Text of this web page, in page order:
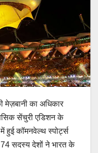
का अधिकार
सेंचुरी एडिशन के
हुई कॉमनवेल्थ स्पोर्ट्स
सदस्य देशों ने भारत के